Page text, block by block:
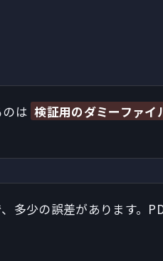
は 検証用のダミーファイ
多少の誤差があります。